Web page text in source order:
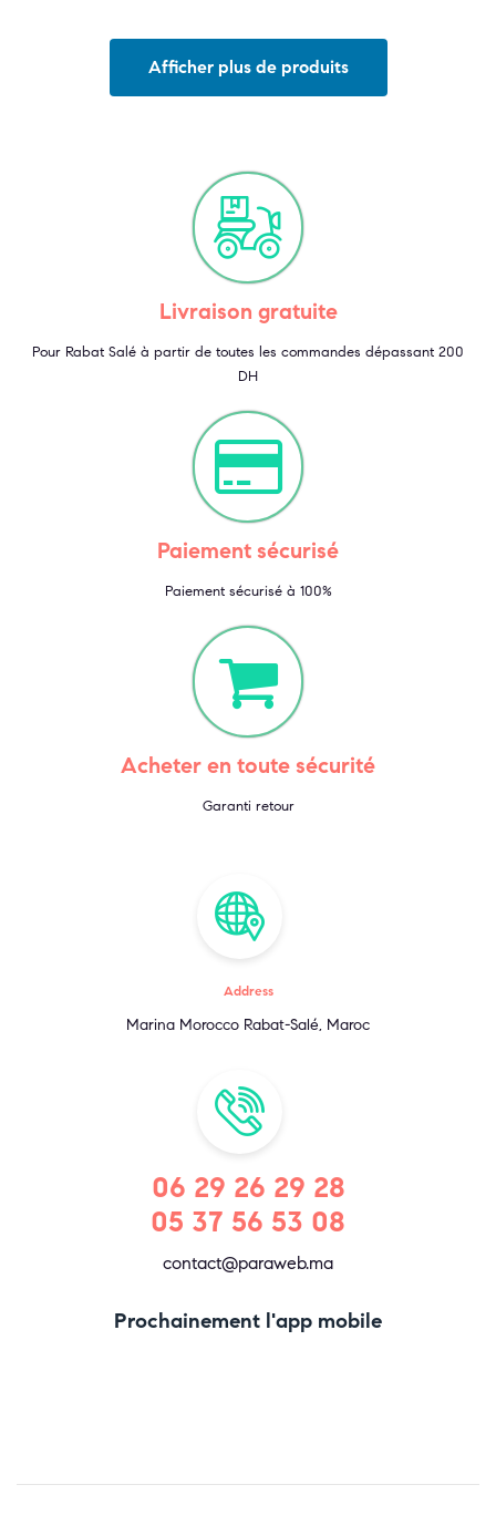
Afficher plus de produits
Livraison gratuite
Pour Rabat Salé à partir de toutes les commandes dépassant 200
DH
Paiement sécurisé
Paiement sécurisé à 100%
Acheter en toute sécurité
Garanti retour
Address
Marina Morocco Rabat-Salé, Maroc
06 29 26 29 28
05 37 56 53 08
contact@paraweb.ma
Prochainement l'app mobile